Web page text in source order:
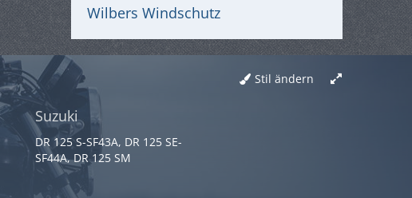
Wilbers Windschutz
Stil ändern
Suzuki
DR 125 S-SF43A, DR 125 SE-
SF44A, DR 125 SM